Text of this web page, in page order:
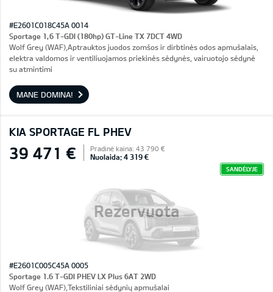
#E2601C018C45A 0014
Sportage 1,6 T-GDI (180hp) GT-Line TX 7DCT 4WD
Wolf Grey (WAF),Aptrauktos juodos zomšos ir dirbtinės odos apmušalais,
elektra valdomos ir ventiliuojamos priekinės sėdynės, vairuotojo sėdynė
su atmintimi
MANE DOMINA!
KIA SPORTAGE FL PHEV
Rezervuota
39 471 € Pradinė kaina: 43 790 €
Nuolaida: 4 319 €
SANDĖLYJE
#E2601C005C45A 0005
Sportage 1.6 T-GDI PHEV LX Plus 6AT 2WD
Wolf Grey (WAF),Tekstiliniai sėdynių apmušalai